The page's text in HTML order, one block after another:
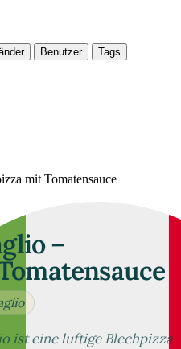
Benutzer Tags
mit Tomatensauce
–
ist eine luftige Blechpizza